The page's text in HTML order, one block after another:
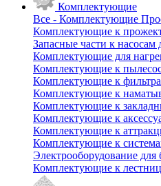
Комплектующие
Все - Комплектующие
Комплектующие к
Запасные части к насосам
Комплектующие для
Комплектующие к
Комплектующие к
Комплектующие к
Комплектующие к
Комплектующие к
Комплектующие к
Комплектующие к
Электрооборудование для
Комплектующие к